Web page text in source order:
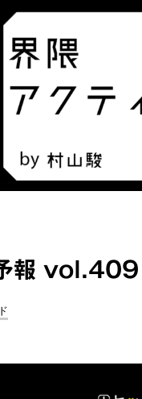
報 vol.409